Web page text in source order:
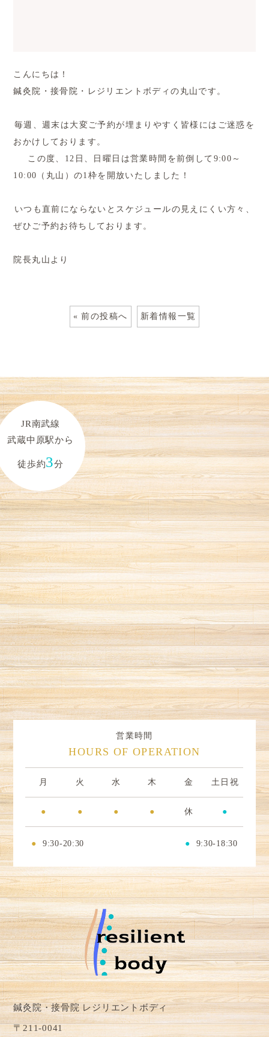
こんにちは！
鍼灸院・接骨院・レジリエントボディの丸山です。
毎週、週末は大変ご予約が埋まりやすく皆様にはご迷惑を
おかけしております。
この度、12日、日曜日は営業時間を前倒して9:00～
10:00（丸山）の1枠を開放いたしました！
いつも直前にならないとスケジュールの見えにくい方々、
ぜひご予約お待ちしております。
院長丸山より
« 前の投稿へ 新着情報一覧
JR南武線
武蔵中原駅から
徒歩約3分
営業時間
HOURS OF OPERATION
月 火 水 木 金 土日祝
● ● ● ● 休 ●
● 9:30-20:30 ● 9:30-18:30
鍼灸院・接骨院 レジリエントボディ
〒211-0041